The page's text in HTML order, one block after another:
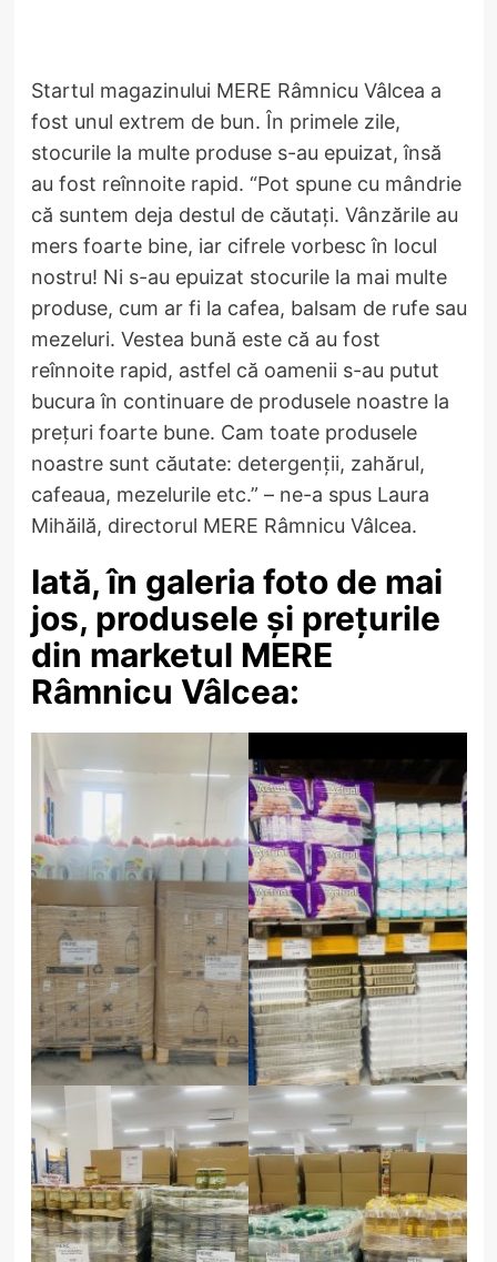
Startul magazinului MERE Râmnicu Vâlcea a
fost unul extrem de bun. În primele zile,
stocurile la multe produse s-au epuizat, însă
au fost reînnoite rapid. “Pot spune cu mândrie
că suntem deja destul de căutați. Vânzările au
mers foarte bine, iar cifrele vorbesc în locul
nostru! Ni s-au epuizat stocurile la mai multe
produse, cum ar fi la cafea, balsam de rufe sau
mezeluri. Vestea bună este că au fost
reînnoite rapid, astfel că oamenii s-au putut
bucura în continuare de produsele noastre la
prețuri foarte bune. Cam toate produsele
noastre sunt căutate: detergenții, zahărul,
cafeaua, mezelurile etc.” – ne-a spus Laura
Mihăilă, directorul MERE Râmnicu Vâlcea.
Iată, în galeria foto de mai
jos, produsele și prețurile
din marketul MERE
Râmnicu Vâlcea: